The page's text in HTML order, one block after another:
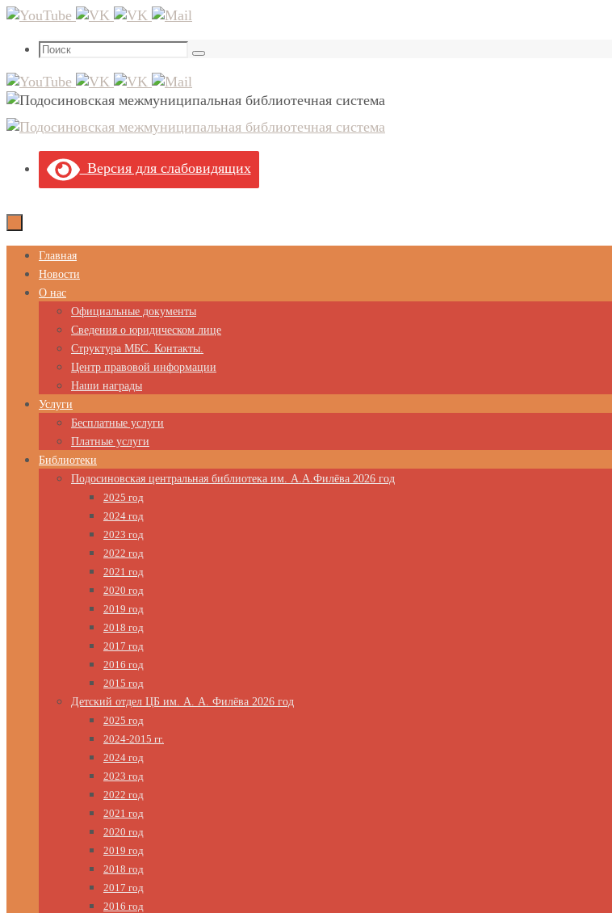
Перейти
содержимому
Что
Поиск
Версия для слабовидящих
Перейти
содержимому
Главная
Новости
О нас
Официальные документы
Сведения о юридическом лице
Структура МБС. Контакты.
Центр правовой информации
Наши награды
Услуги
Бесплатные услуги
Платные услуги
Библиотеки
Подосиновская центральная библиотека им. А.А.Филёва 2026 год
2025 год
2024 год
2023 год
2022 год
2021 год
2020 год
2019 год
2018 год
2017 год
2016 год
2015 год
Детский отдел ЦБ им. А. А. Филёва 2026 год
2025 год
2024-2015 гг.
2024 год
2023 год
2022 год
2021 год
2020 год
2019 год
2018 год
2017 год
2016 год